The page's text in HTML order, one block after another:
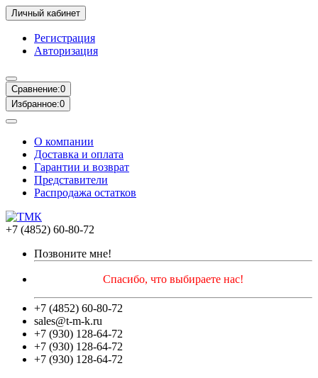
Личный кабинет
Регистрация
Авторизация
Сравнение:0
Избранное:0
О компании
Доставка и оплата
Гарантии и возврат
Представители
Распродажа остатков
+7 (4852) 60-80-72
Позвоните мне!
Спасибо, что выбираете нас!
+7 (4852) 60-80-72
sales@t-m-k.ru
+7 (930) 128-64-72
+7 (930) 128-64-72
+7 (930) 128-64-72